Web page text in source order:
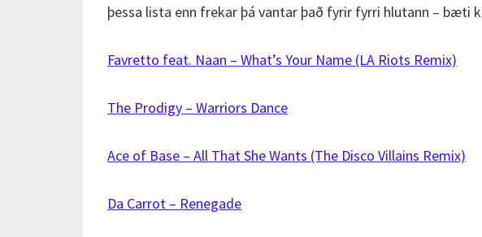
þessa lista enn frekar þá vantar það fyrir fyrri hlutann – bæti
Favretto feat. Naan – What’s Your Name (LA Riots Remix)
The Prodigy – Warriors Dance
Ace of Base – All That She Wants (The Disco Villains Remix)
Da Carrot – Renegade